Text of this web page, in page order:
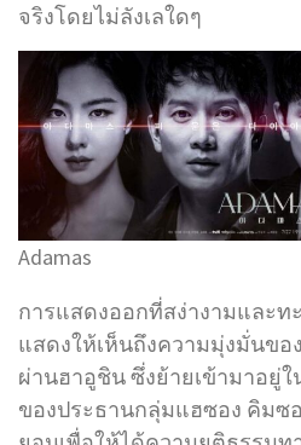
จริงโดยไม่ลังเลใดๆ
Adamas
การแสดงออกที่สง่างามและท
แสดงให้เห็นถึงความมุ่งมั่นขอ
ผ่านฮาอูชิน ซึ่งย้ายเข้ามาอยู่
ของประธานกลุ่มแฮซอง คิมซ